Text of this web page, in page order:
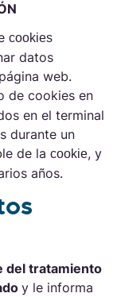
cookies
datos
web.
de cookies en
en el terminal
durante un
de la cookie, y
años.
del tratamiento
y le informa